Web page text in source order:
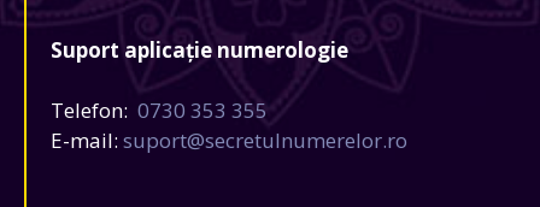
Suport aplicație numerologie
Telefon: 0730 353 355
E-mail: suport@secretulnumerelor.ro